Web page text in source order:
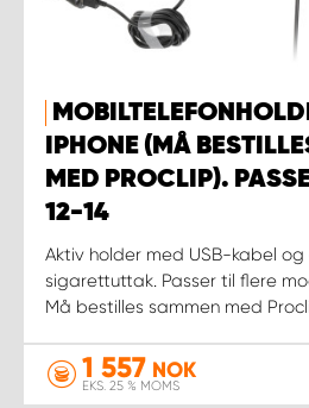
IPHONE (MÅ
MED PROCLIP).
12-14
Aktiv holder med USB-kabel
sigarettuttak. Passer til flere
Må bestilles sammen med
1 557 NOK
EKS. 25 % MOMS